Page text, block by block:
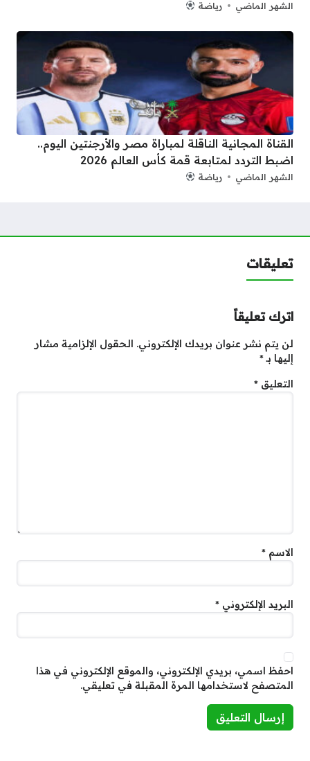
الشهر الماضي رياضة
القناة المجانية الناقلة لمباراة مصر والأرجنتين اليوم..
اضبط التردد لمتابعة قمة كأس العالم 2026
الشهر الماضي رياضة
تعليقات
اترك تعليقاً
لن يتم نشر عنوان بريدك الإلكتروني. الحقول الإلزامية مشار
إليها بـ*
التعليق *
الاسم *
البريد الإلكتروني *
احفظ اسمي، بريدي الإلكتروني، والموقع الإلكتروني في هذا
المتصفح لاستخدامها المرة المقبلة في تعليقي.